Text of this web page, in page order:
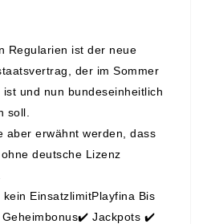
Regularien ist der neue
der im Sommer
und nun bundeseinheitlich
soll.
aber erwähnt werden, dass
deutsche Lizenz
EinsatzlimitPlayfina Bis
Geheimbonus✔️ Jackpots ✔️